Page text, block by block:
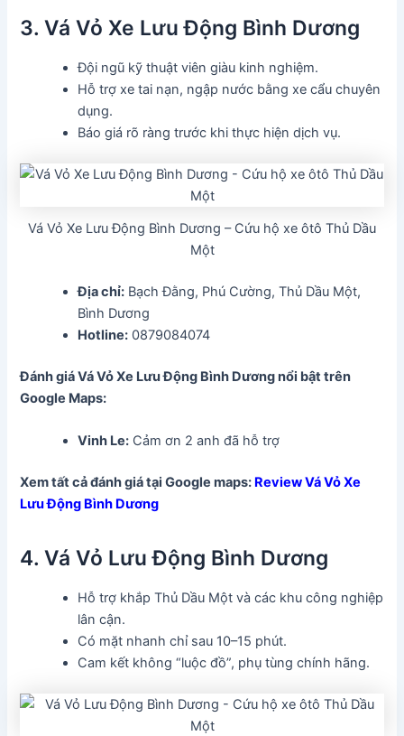
3. Vá Vỏ Xe Lưu Động Bình Dương
Đội ngũ kỹ thuật viên giàu kinh nghiệm.
Hỗ trợ xe tai nạn, ngập nước bằng xe cẩu chuyên
dụng.
Báo giá rõ ràng trước khi thực hiện dịch vụ.
Vá Vỏ Xe Lưu Động Bình Dương – Cứu hộ xe ôtô Thủ Dầu
Một
Địa chỉ: Bạch Đằng, Phú Cường, Thủ Dầu Một,
Bình Dương
Hotline: 0879084074
Đánh giá Vá Vỏ Xe Lưu Động Bình Dương nổi bật trên
Google Maps:
Vinh Le: Cảm ơn 2 anh đã hỗ trợ
Xem tất cả đánh giá tại Google maps: Review Vá Vỏ Xe
Lưu Động Bình Dương
4. Vá Vỏ Lưu Động Bình Dương
Hỗ trợ khắp Thủ Dầu Một và các khu công nghiệp
lân cận.
Có mặt nhanh chỉ sau 10–15 phút.
Cam kết không “luộc đồ”, phụ tùng chính hãng.